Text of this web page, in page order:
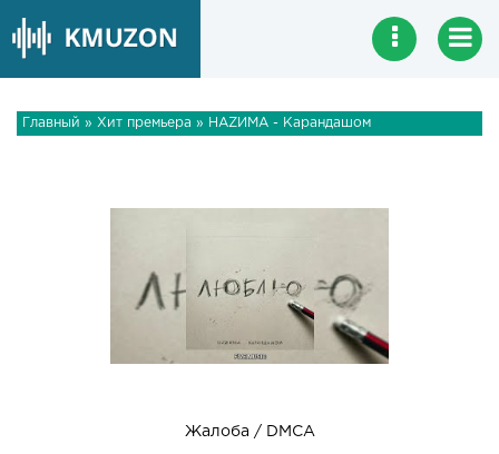
Главный » Хит премьера » НАZИМА - Карандашом
Жалоба / DMCA